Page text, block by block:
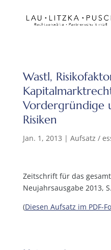
Wastl,
Vordergründige
Risiken
Jan. 1, 2013 | Aufsatz /
Zeitschrift für das
Neujahrsausgabe 2013,
(Diesen Aufsatz im PDF-